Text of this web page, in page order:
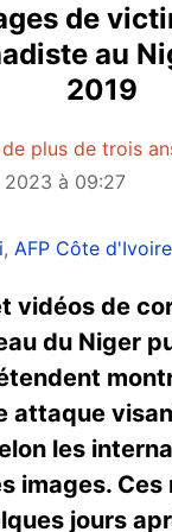
de
au
2019
plus de trois
2023 à 09:27
, AFP Côte d'Ivoire
vidéos de
du Niger
attaque
les
images. Ces
jours